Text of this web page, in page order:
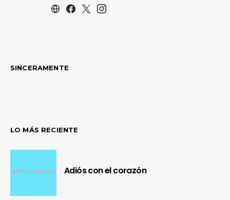
SINCERAMENTE
LO MÁS RECIENTE
Adiós con el corazón